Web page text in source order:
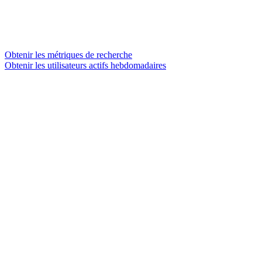
Obtenir les métriques de recherche
Obtenir les utilisateurs actifs hebdomadaires